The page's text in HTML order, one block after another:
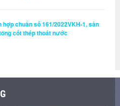
hợp chuẩn số 161/2022VKH-1, sản
cốt thép thoát nước